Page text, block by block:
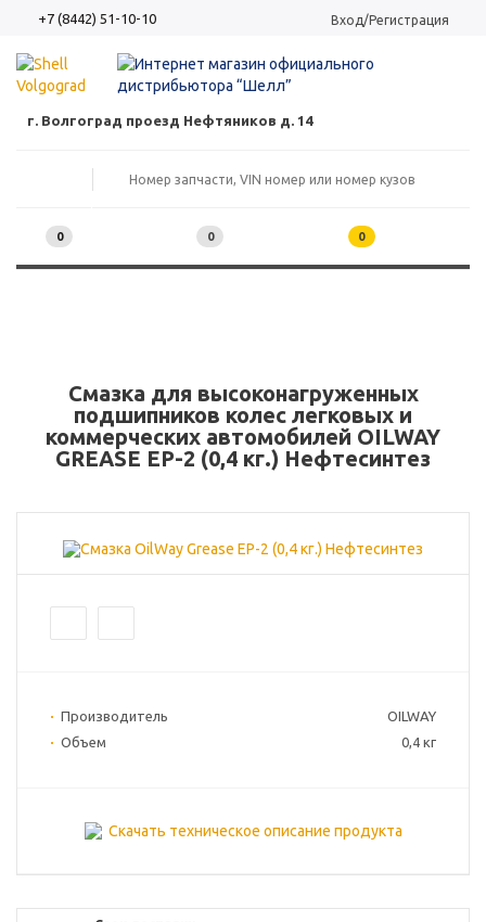
+7 (8442) 51-10-10 Вход/Регистрация
г. Волгоград проезд Нефтяников д. 14
0 0 0
Смазка для высоконагруженных
подшипников колес легковых и
коммерческих автомобилей OILWAY
GREASE EP-2 (0,4 кг.) Нефтесинтез
Производитель
OILWAY
Объем
0,4 кг
Скачать техническое описание продукта